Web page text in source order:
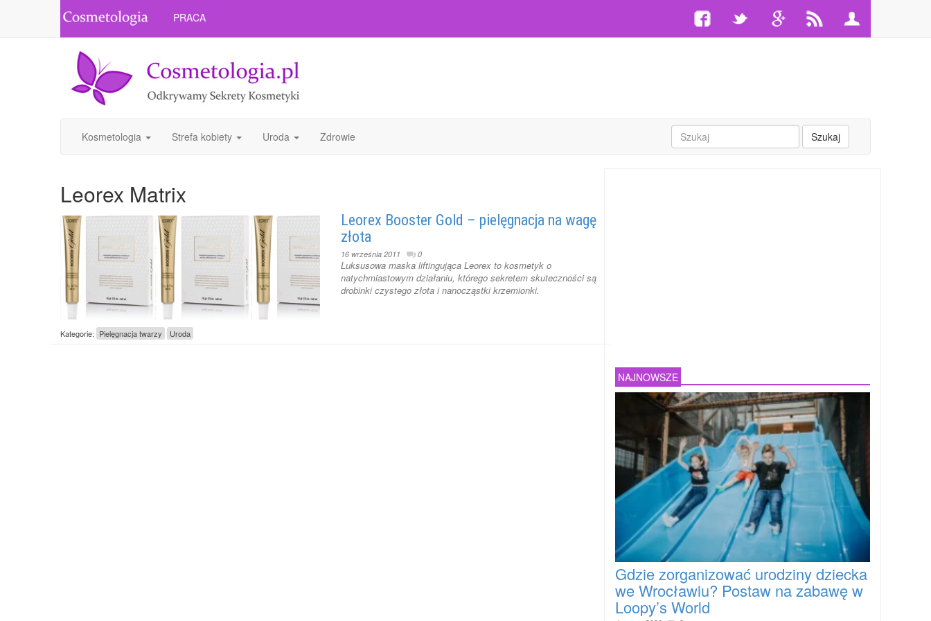
PRACA
Kosmetologia Strefa kobiety Uroda Zdrowie Szukaj
Leorex Matrix
Leorex Booster Gold – pielęgnacja na wagę
złota
16 września 2011 0
Luksusowa maska liftingująca Leorex to kosmetyk o
natychmiastowym działaniu, którego sekretem skuteczności są
drobinki czystego złota i nanocząstki krzemionki.
Kategorie: Pielęgnacja twarzy Uroda
NAJNOWSZE
Gdzie zorganizować urodziny dziecka
we Wrocławiu? Postaw na zabawę w
Loopy’s World